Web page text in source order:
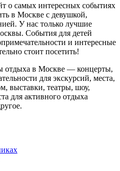
о самых интересных событиях
в Москве с девушкой,
У нас только лучшие
События для детей
и интересные
стоит посетить!
отдыха в Москве — концерты,
для экскурсий, места,
выставки, театры, шоу,
для активного отдыха